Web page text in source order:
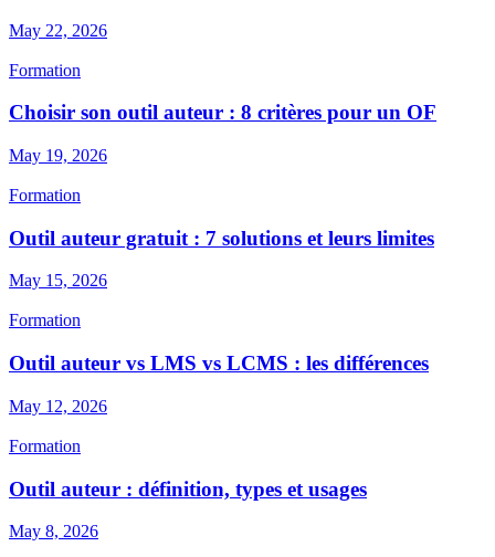
May 22, 2026
Formation
Choisir son outil auteur : 8 critères pour un OF
May 19, 2026
Formation
Outil auteur gratuit : 7 solutions et leurs limites
May 15, 2026
Formation
Outil auteur vs LMS vs LCMS : les différences
May 12, 2026
Formation
Outil auteur : définition, types et usages
May 8, 2026